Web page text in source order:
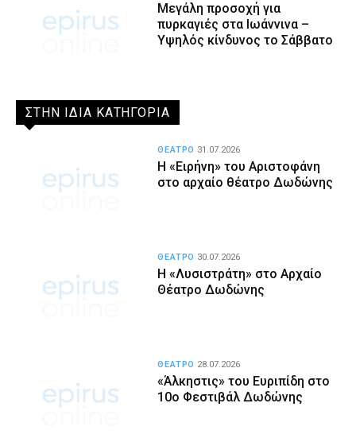
Μεγάλη προσοχή για
πυρκαγιές στα Ιωάννινα –
Υψηλός κίνδυνος το Σάββατο
ΣΤΗΝ ΙΔΙΑ ΚΑΤΗΓΟΡΙΑ
Η «Ειρήνη» του Αριστοφάνη
στο αρχαίο θέατρο Δωδώνης
ΘΕΑΤΡΟ 31.07.2026
Η «Λυσιστράτη» στο Αρχαίο
Θέατρο Δωδώνης
ΘΕΑΤΡΟ 30.07.2026
«Άλκηστις» του Ευριπίδη στο
10ο Φεστιβάλ Δωδώνης
ΘΕΑΤΡΟ 28.07.2026